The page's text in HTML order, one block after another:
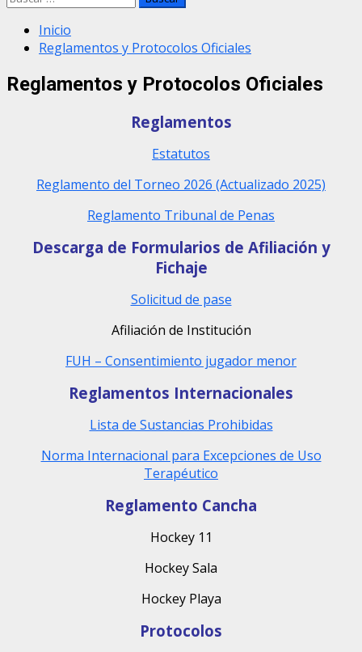
Inicio
Reglamentos y Protocolos Oficiales
Reglamentos y Protocolos Oficiales
Reglamentos
Estatutos
Reglamento del Torneo 2026 (Actualizado 2025)
Reglamento Tribunal de Penas
Descarga de Formularios de Afiliación y
Fichaje
Solicitud de pase
Afiliación de Institución
FUH – Consentimiento jugador menor
Reglamentos Internacionales
Lista de Sustancias Prohibidas
Norma Internacional para Excepciones de Uso
Terapéutico
Reglamento Cancha
Hockey 11
Hockey Sala
Hockey Playa
Protocolos